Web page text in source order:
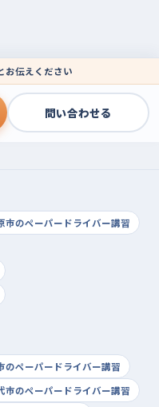
お伝えください
問い合わせる
市のペーパードライバー講習
のペーパードライバー講習
市のペーパードライバー講習